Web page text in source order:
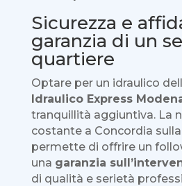
Sicurezza e
garanzia di un
quartiere
Optare per un idraulico
Idraulico Express
tranquillità aggiuntiva. La
costante a Concordia sulla
permette di offrire un
una garanzia
di qualità e serietà